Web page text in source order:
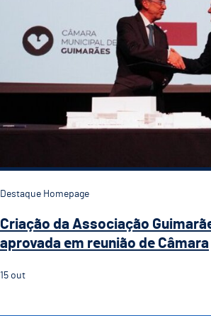
Destaque Homepage
Criação da Associação
aprovada em reunião de Câmara
15 out